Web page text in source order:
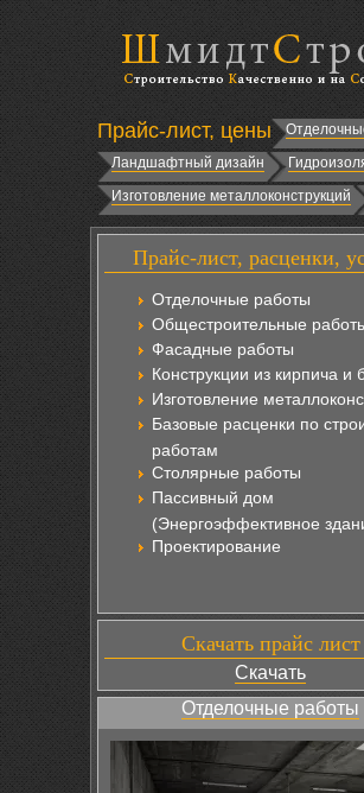
Прайс-лист, цены
Ландшафтный дизайн
Изготовление металлоконструкций
Прайс-лист, расценки,
Отделочные работы
Общестроительные
Фасадные работы
Конструкции из кирпича и
Изготовление
Базовые расценки по
работам
Столярные работы
Пассивный дом
(Энергоэффективное
Проектирование
Скачать прайс лист
Скачать
Отделочные работы